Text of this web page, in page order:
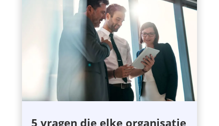
5 vragen die elke organisatie